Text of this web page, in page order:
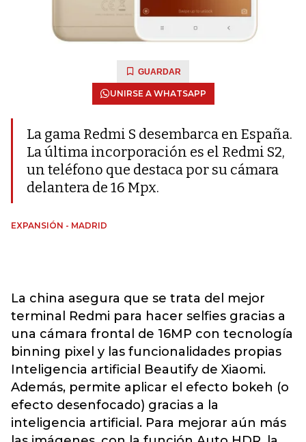
GUARDAR
UNIRSE A WHATSAPP
La gama Redmi S desembarca en España.
La última incorporación es el Redmi S2,
un teléfono que destaca por su cámara
delantera de 16 Mpx.
EXPANSIÓN - MADRID
La china asegura que se trata del mejor
terminal Redmi para hacer selfies gracias a
una cámara frontal de 16MP con tecnología
binning pixel y las funcionalidades propias
Inteligencia artificial Beautify de Xiaomi.
Además, permite aplicar el efecto bokeh (o
efecto desenfocado) gracias a la
inteligencia artificial. Para mejorar aún más